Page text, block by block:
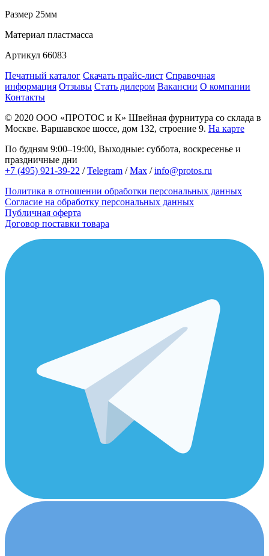
Размер 25мм
Материал пластмасса
Артикул 66083
Печатный каталог Скачать прайс-лист Справочная
информация Отзывы Стать дилером Вакансии О компании
Контакты
© 2020 ООО «ПРОТОС и К» Швейная фурнитура со склада в
Москве. Варшавское шоссе, дом 132, строение 9. На карте
По будням 9:00–19:00, Выходные: суббота, воскресенье и
праздничные дни
+7 (495) 921-39-22 /Telegram /Max /info@protos.ru
Политика в отношении обработки персональных данных
Согласие на обработку персональных данных
Публичная оферта
Договор поставки товара